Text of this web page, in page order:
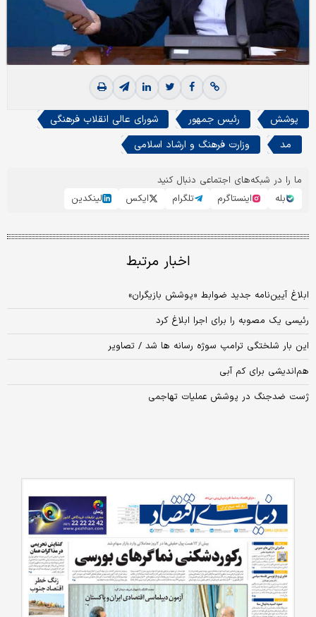
پوشش رئیس جمهور
شورای عالی انقلاب فرهنگی
مد
وزارت فرهنگ و ارشاد اسلامی
ما را در شبکه‌های اجتماعی دنبال کنید
بله
اینستاگرم تلگرام ایکس لینکدین
اخبار مرتبط
ابلاغ آیین‌نامه جدید ضوابط «پوشش بازیگران»
رئیسی یک مصوبه را برای اجرا ابلاغ کرد
این بار شلختگی ترامپ سوژه رسانه ها شد / تصاویر
هم‌اندیشی برای کم آبی
ژست ضدجنگ در پوشش عملیات تهاجمی